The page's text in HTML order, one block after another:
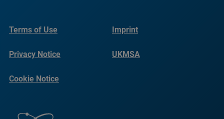
Terms of Use Imprint
Privacy Notice UKMSA
Cookie Notice